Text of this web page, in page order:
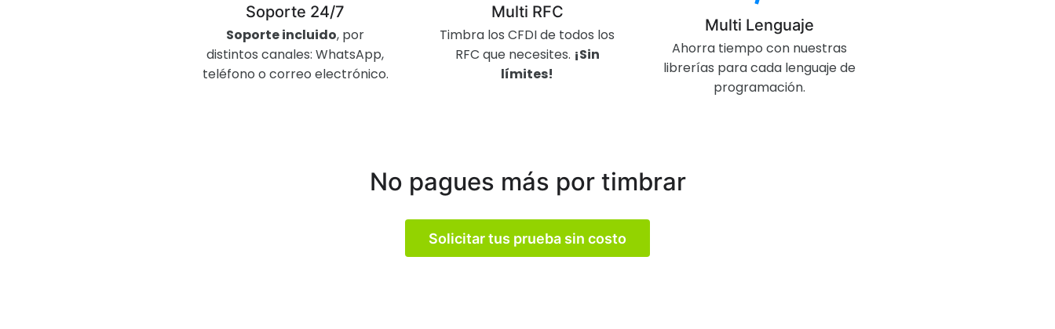
Soporte 24/7
Soporte incluido, por
distintos canales: WhatsApp,
teléfono o correo electrónico.
Multi RFC
Timbra los CFDI de todos los
RFC que necesites. ¡Sin
límites!
Multi Lenguaje
Ahorra tiempo con nuestras
librerías para cada lenguaje de
programación.
No pagues más por timbrar
Solicitar tus prueba sin costo